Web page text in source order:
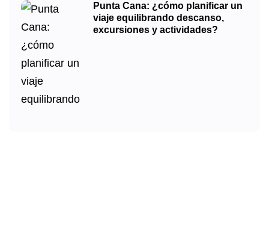
Punta Cana: ¿cómo planificar un
viaje equilibrando descanso,
excursiones y actividades?